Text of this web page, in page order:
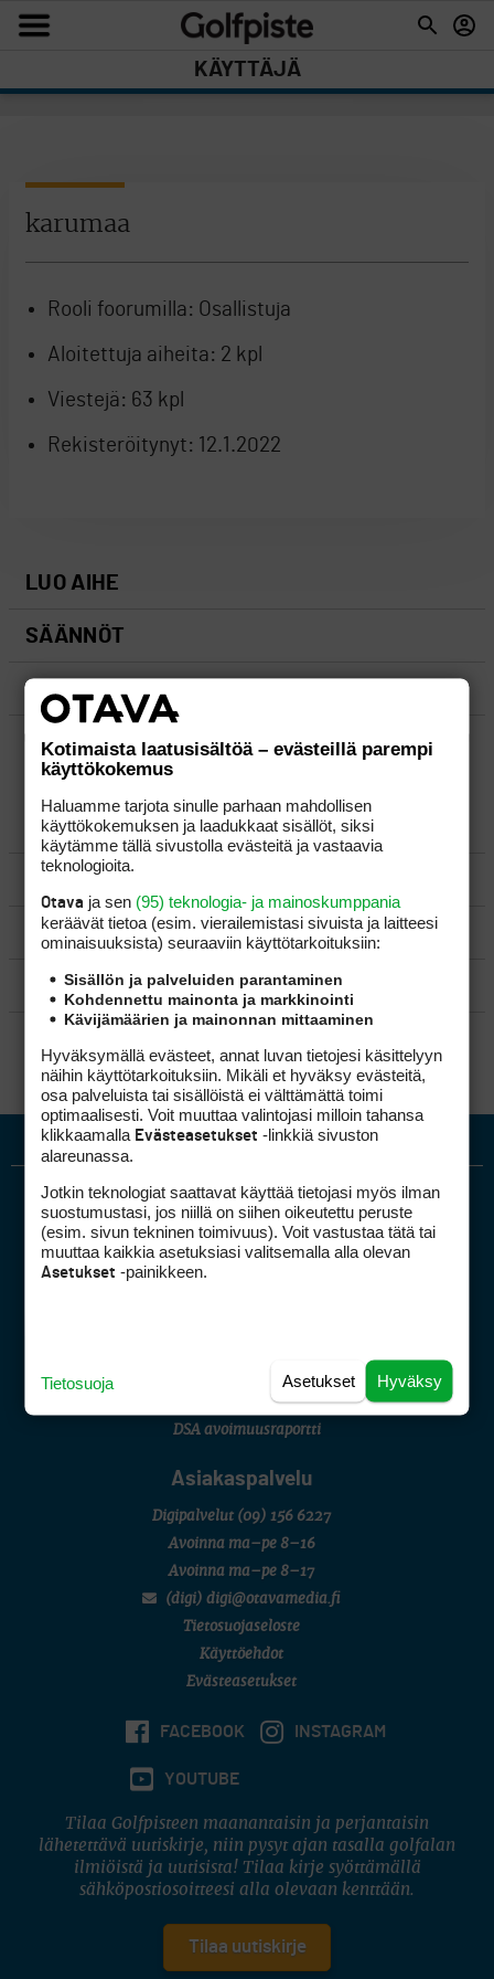
KÄYTTÄJÄ
karumaa
Rooli foorumilla: Osallistuja
Aloitettuja aiheita: 2 kpl
Viestejä: 63 kpl
Rekisteröitynyt: 12.1.2022
LUO AIHE
SÄÄNNÖT
OHJEET
UUSIMMAT VIESTIKETJUT
YLEISTÄ
VÄLINEET
MATKAILU
KILPAGOLF & HARJOITTELU
Tietoa verkon kävijöistä
Golfpisteen yhteystiedot
DSA avoimuusraportti
Asiakaspalvelu
Digipalvelut (09) 156 6227
Avoinna ma–pe 8–16
Avoinna ma–pe 8–17
(digi) digi@otavamedia.fi
Tietosuojaseloste
Käyttöehdot
Evästeasetukset
FACEBOOK INSTAGRAM
YOUTUBE
Tilaa Golfpisteen maanantaisin ja perjantaisin
lähetettävä uutiskirje, niin pysyt ajan tasalla golfalan
ilmiöistä ja uutisista! Tilaa kirje syöttämällä
sähköpostiosoitteesi alla olevaan kenttään.
Tilaa uutiskirje
Kotimaista laatusisältöä – evästeillä parempi
käyttökokemus
Haluamme tarjota sinulle parhaan mahdollisen
käyttökokemuksen ja laadukkaat sisällöt, siksi
käytämme tällä sivustolla evästeitä ja vastaavia
teknologioita.
Otava ja sen (95) teknologia- ja mainoskumppania
keräävät tietoa (esim. vierailemis­tasi sivuista ja laitteesi
ominaisuuk­sista) seuraaviin käyttötarkoituksiin:
Sisällön ja palveluiden parantaminen
Kohdennettu mainonta ja markkinointi
Kävijämäärien ja mainonnan mittaaminen
Hyväksymällä evästeet, annat luvan tietojesi käsittelyyn
näihin käyttötarkoituksiin. Mikäli et hyväksy evästeitä,
osa palveluista tai sisällöistä ei välttämättä toimi
optimaalisesti. Voit muuttaa valintojasi milloin tahansa
klikkaamalla Evästeasetukset -linkkiä sivuston
alareunassa.
Jotkin teknologiat saattavat käyttää tietojasi myös ilman
suostumustasi, jos niillä on siihen oikeutettu peruste
(esim. sivun tekninen toimivuus). Voit vastustaa tätä tai
muuttaa kaikkia asetuksiasi valitsemalla alla olevan
Asetukset -painikkeen.
Hyväksy
Asetukset
Tietosuoja